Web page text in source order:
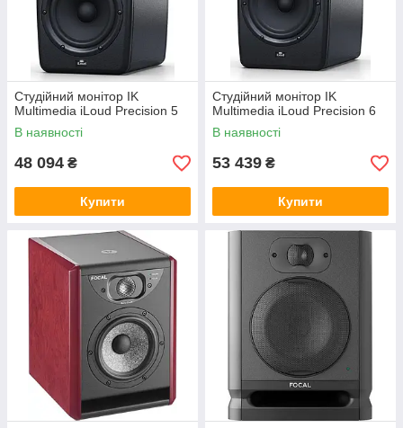
Студійний монітор IK
Multimedia iLoud Precision 5
В наявності
48 094 ₴
Купити
Студійний монітор IK
Multimedia iLoud Precision 6
В наявності
53 439 ₴
Купити